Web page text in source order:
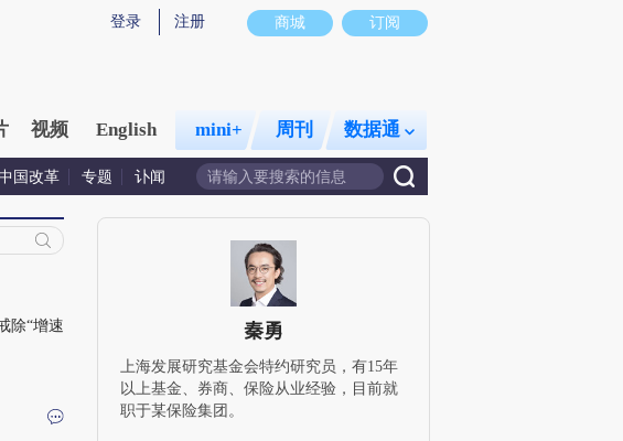
商城 订阅
登录 注册
视频 English mini+ 周刊 数据通
国改革 专题 讣闻
除“增速
秦勇
上海发展研究基金会特约研究员，有15年
以上基金、券商、保险从业经验，目前就
职于某保险集团。